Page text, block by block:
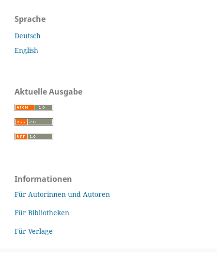
Sprache
Deutsch
English
Aktuelle Ausgabe
Informationen
Für Autorinnen und Autoren
Für Bibliotheken
Für Verlage